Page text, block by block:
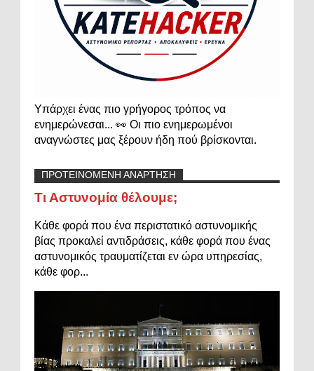
Υπάρχει ένας πιο γρήγορος τρόπος να
ενημερώνεσαι... 👀 Οι πιο ενημερωμένοι
αναγνώστες μας ξέρουν ήδη πού βρίσκονται.
ΠΡΟΤΕΙΝΟΜΕΝΗ ΑΝΑΡΤΗΣΗ
Τι Αστυνομία θέλουμε;
Κάθε φορά που ένα περιστατικό αστυνομικής
βίας προκαλεί αντιδράσεις, κάθε φορά που ένας
αστυνομικός τραυματίζεται εν ώρα υπηρεσίας,
κάθε φορ...